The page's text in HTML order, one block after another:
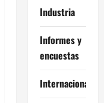
Industria
Informes y
encuestas
Internacional